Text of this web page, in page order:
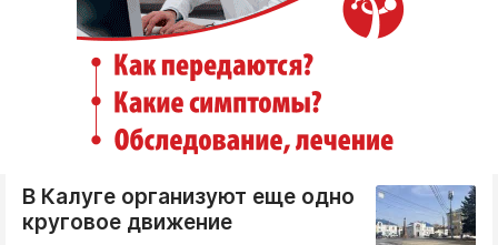
В Калуге организуют еще одно
круговое движение